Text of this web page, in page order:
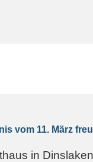
vom 11. März
in